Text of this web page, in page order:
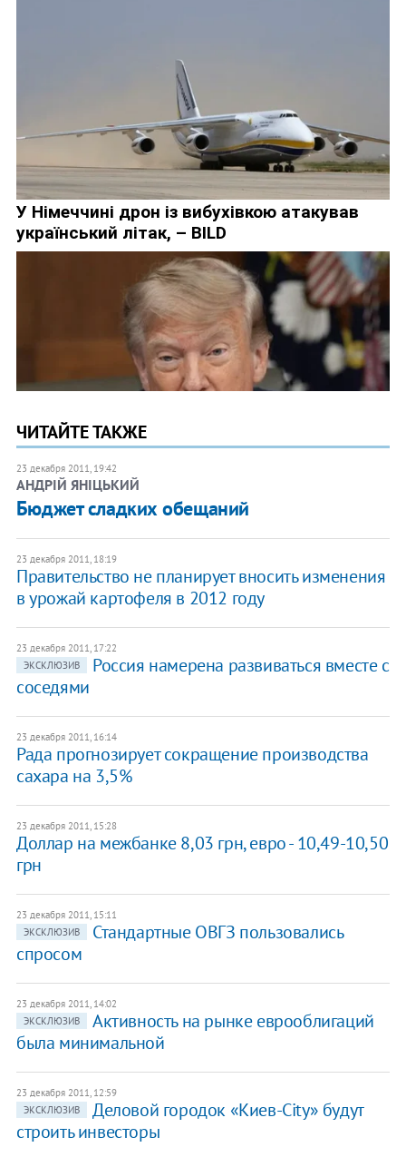
ЧИТАЙТЕ ТАКЖЕ
23 декабря 2011, 19:42
АНДРІЙ ЯНІЦЬКИЙ
Бюджет сладких обещаний
23 декабря 2011, 18:19
Правительство не планирует вносить изменения
в урожай картофеля в 2012 году
23 декабря 2011, 17:22
ЭКСКЛЮЗИВ
Россия намерена развиваться вместе с
соседями
23 декабря 2011, 16:14
Рада прогнозирует сокращение производства
сахара на 3,5%
23 декабря 2011, 15:28
Доллар на межбанке 8,03 грн, евро - 10,49-10,50
грн
23 декабря 2011, 15:11
ЭКСКЛЮЗИВ
Стандартные ОВГЗ пользовались
спросом
23 декабря 2011, 14:02
ЭКСКЛЮЗИВ
Активность на рынке еврооблигаций
была минимальной
23 декабря 2011, 12:59
ЭКСКЛЮЗИВ
Деловой городок «Киев-City» будут
строить инвесторы